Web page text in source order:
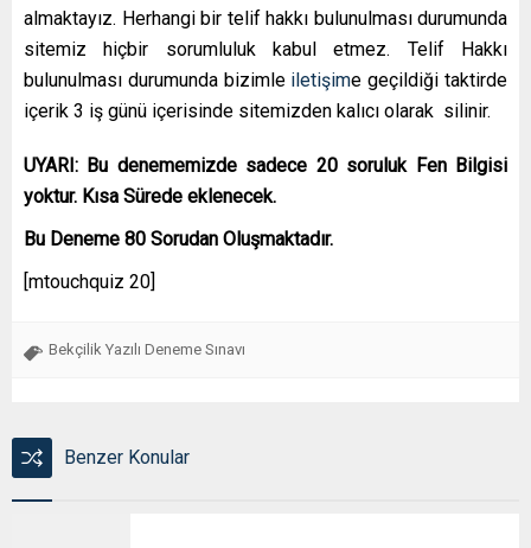
almaktayız. Herhangi bir telif hakkı bulunulması durumunda
sitemiz hiçbir sorumluluk kabul etmez. Telif Hakkı
bulunulması durumunda bizimle iletişime geçildiği taktirde
içerik 3 iş günü içerisinde sitemizden kalıcı olarak silinir.
UYARI: Bu denememizde sadece 20 soruluk Fen Bilgisi
yoktur. Kısa Sürede eklenecek.
Bu Deneme 80 Sorudan Oluşmaktadır.
[mtouchquiz 20]
Bekçilik Yazılı Deneme Sınavı
Benzer Konular